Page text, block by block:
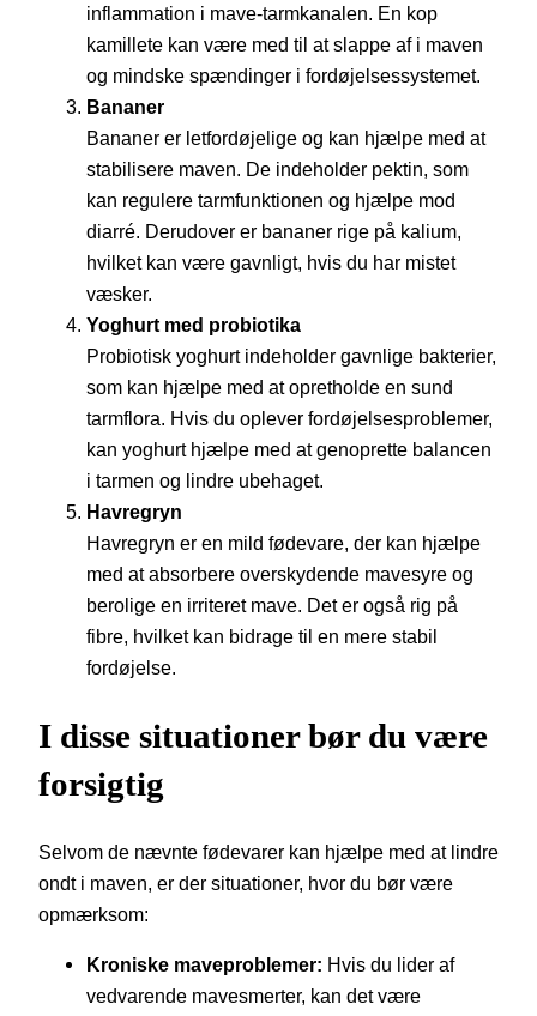
inflammation i mave-tarmkanalen. En kop
kamillete kan være med til at slappe af i maven
og mindske spændinger i fordøjelsessystemet.
Bananer
Bananer er letfordøjelige og kan hjælpe med at
stabilisere maven. De indeholder pektin, som
kan regulere tarmfunktionen og hjælpe mod
diarré. Derudover er bananer rige på kalium,
hvilket kan være gavnligt, hvis du har mistet
væsker.
Yoghurt med probiotika
Probiotisk yoghurt indeholder gavnlige bakterier,
som kan hjælpe med at opretholde en sund
tarmflora. Hvis du oplever fordøjelsesproblemer,
kan yoghurt hjælpe med at genoprette balancen
i tarmen og lindre ubehaget.
Havregryn
Havregryn er en mild fødevare, der kan hjælpe
med at absorbere overskydende mavesyre og
berolige en irriteret mave. Det er også rig på
fibre, hvilket kan bidrage til en mere stabil
fordøjelse.
I disse situationer bør du være
forsigtig
Selvom de nævnte fødevarer kan hjælpe med at lindre
ondt i maven, er der situationer, hvor du bør være
opmærksom:
Kroniske maveproblemer: Hvis du lider af
vedvarende mavesmerter, kan det være